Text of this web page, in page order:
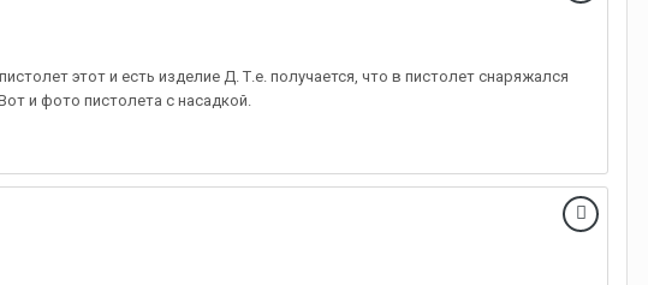
этот и есть изделие Д. Т.е. получается, что в пистолет снаряжался
и фото пистолета с насадкой.